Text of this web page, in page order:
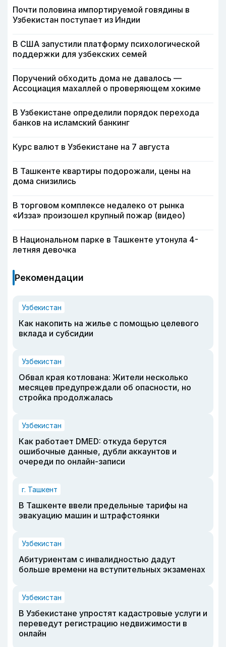
Почти половина импортируемой говядины в
Узбекистан поступает из Индии
В США запустили платформу психологической
поддержки для узбекских семей
Поручений обходить дома не давалось —
Ассоциация махаллей о проверяющем хокиме
В Узбекистане определили порядок перехода
банков на исламский банкинг
Курс валют в Узбекистане на 7 августа
В Ташкенте квартиры подорожали, цены на
дома снизились
В торговом комплексе недалеко от рынка
«Изза» произошел крупный пожар (видео)
В Национальном парке в Ташкенте утонула 4-
летняя девочка
Рекомендации
Узбекистан
Как накопить на жилье с помощью целевого
вклада и субсидии
Узбекистан
Обвал края котлована: Жители несколько
месяцев предупреждали об опасности, но
стройка продолжалась
Узбекистан
Как работает DMED: откуда берутся
ошибочные данные, дубли аккаунтов и
очереди по онлайн-записи
г. Ташкент
В Ташкенте ввели предельные тарифы на
эвакуацию машин и штрафстоянки
Узбекистан
Абитуриентам с инвалидностью дадут
больше времени на вступительных экзаменах
Узбекистан
В Узбекистане упростят кадастровые услуги и
переведут регистрацию недвижимости в
онлайн